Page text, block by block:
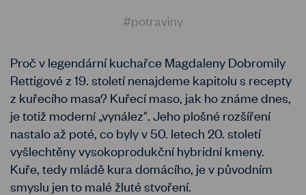
#potraviny
Proč v legendární kuchařce Magdaleny Dobromily
Rettigové z 19. století nenajdeme kapitolu s recepty
z kuřecího masa? Kuřecí maso, jak ho známe dnes,
je totiž moderní „vynález". Jeho plošné rozšíření
nastalo až poté, co byly v 50. letech 20. století
vyšlechtěny vysokoprodukční hybridní kmeny.
Kuře, tedy mládě kura domácího, je v původním
smyslu jen to malé žluté stvoření.